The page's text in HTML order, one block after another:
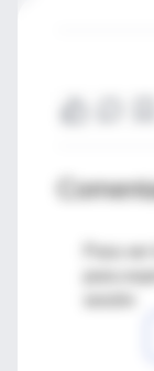
Para